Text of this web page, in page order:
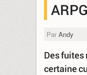
Par Andy
Des fuites
certaine